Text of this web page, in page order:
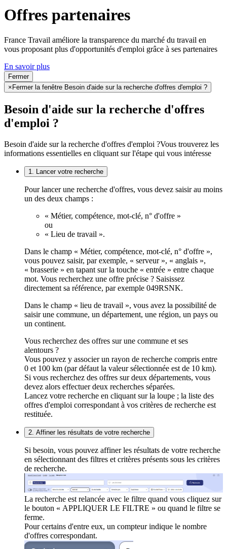
Offres partenaires
France Travail améliore la transparence du marché du travail en
vous proposant plus d'opportunités d'emploi grâce à ses partenaires
En savoir plus
Fermer
×Fermer la fenêtre Besoin d'aide sur la recherche d'offres d'emploi ?
Besoin d'aide sur la recherche d'offres
d'emploi ?
Besoin d'aide sur la recherche d'offres d'emploi ?Vous trouverez les
informations essentielles en cliquant sur l'étape qui vous intéresse
1. Lancer votre recherche
Pour lancer une recherche d'offres, vous devez saisir au moins
un des deux champs :
« Métier, compétence, mot-clé, n° d'offre »
ou
« Lieu de travail ».
Dans le champ « Métier, compétence, mot-clé, n° d'offre »,
vous pouvez saisir, par exemple, « serveur », « anglais »,
« brasserie » en tapant sur la touche « entrée » entre chaque
mot. Vous recherchez une offre précise ? Saisissez
directement sa référence, par exemple 049RSNK.
Dans le champ « lieu de travail », vous avez la possibilité de
saisir une commune, un département, une région, un pays ou
un continent.
Vous recherchez des offres sur une commune et ses
alentours ?
Vous pouvez y associer un rayon de recherche compris entre
0 et 100 km (par défaut la valeur sélectionnée est de 10 km).
Si vous recherchez des offres sur deux départements, vous
devez alors effectuer deux recherches séparées.
Lancez votre recherche en cliquant sur la loupe ; la liste des
offres d'emploi correspondant à vos critères de recherche est
restituée.
2. Affiner les résultats de votre recherche
Si besoin, vous pouvez affiner les résultats de votre recherche
en sélectionnant des filtres et critères présents sous les critères
de recherche.
La recherche est relancée avec le filtre quand vous cliquez sur
le bouton « APPLIQUER LE FILTRE » ou quand le filtre se
ferme.
Pour certains d'entre eux, un compteur indique le nombre
d'offres correspondant.